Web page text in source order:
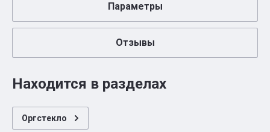
Параметры
Отзывы
Находится в разделах
Оргстекло